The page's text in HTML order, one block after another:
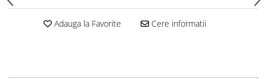
Adauga la Favorite Cere informatii